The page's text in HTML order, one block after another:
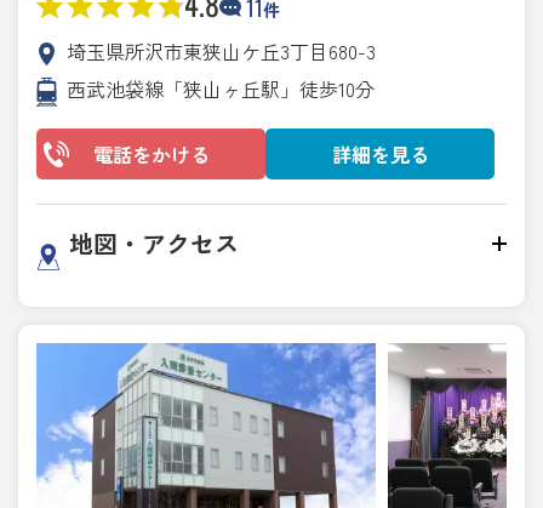
11件
埼玉県所沢市東狭山ケ丘3丁目680-3
西武池袋線「狭山ヶ丘駅」徒歩10分
電話をかける 詳細を見る
地図・アクセス